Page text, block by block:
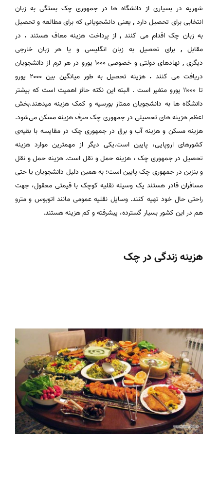
شهریه در بسیاری از دانشگاه ها در جمهوری چک بستگی به زبان
انتخابی برای تحصیل دارد , یعنی دانشجویانی که برای مطالعه و تحصیل
به زبان چک اقدام می کنند,از پرداخت هزینه معاف هستند . در
مقابل,برای تحصیل به زبان انگلیسی و یا هر زبان خارجی
دیگری, نهادهای دولتی و خصوصی
۱۰۰۰ یورو در هر ترم از دانشجویان
دریافت می کنند . هزینه تحصیل به طور میانگین بین
۲۰۰۰ یورو
تا ۱۱۰۰۰ یورو متغیر است . البته این نکته حائز اهمیت است که بیشتر
دانشگاه ها به دانشجویان ممتاز بورسیه و کمک هزینه میدهند.بخش
اعظم هزینه های تحصیلی در جمهوری چک صرف هزینه مسکن می‌شود.
هزینه مسکن و هزینه آب و برق در جمهوری چک در مقایسه با بقیه‌‎ی
کشورهای اروپایی، پایین است.یکی دیگر از مهمترین موارد هزینه
تحصیل در جمهوری چک ، هزینه حمل و نقل است. هزینه‌ حمل و نقل
و بنزین در جمهوری چک پایین است؛ به همین دلیل دانشجویان یا حتی
مسافران قادر هستند یک وسیله نقلیه کوچک با قیمتی معقول، جهت
راحتی حال خود تهیه کنند. وسایل نقلیه عمومی مانند اتوبوس و مترو
هم در این کشور بسیار گسترده، پیشرفته و کم هزینه هستند.
هزینه زندگی در چک